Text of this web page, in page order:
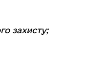
захисту;